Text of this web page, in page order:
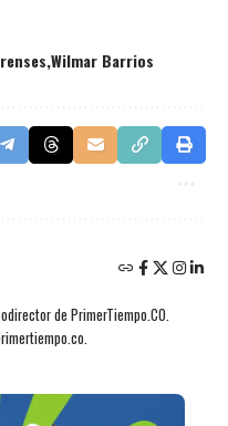
Wilmar Barrios
de PrimerTiempo.CO.